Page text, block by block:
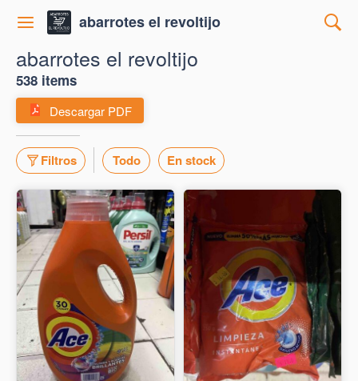
abarrotes el revoltijo
abarrotes el revoltijo
538 items
Descargar PDF
Filtros Todo En stock